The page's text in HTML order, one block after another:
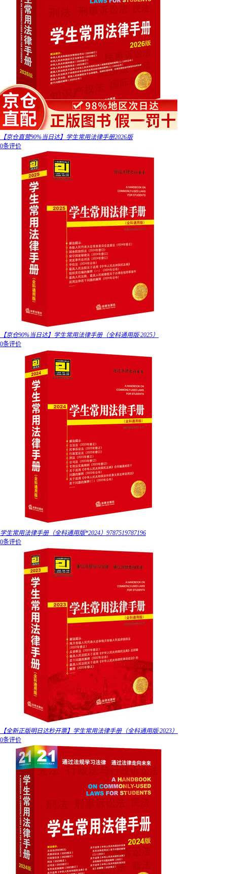
【京仓直营90%当日达】学生常用法律手册2026版
0条评价
【京仓90%当日达】学生常用法律手册（全科通用版·2025）
0条评价
学生常用法律手册（全科通用版*2024）9787519787196
0条评价
【全新正版明日达秒开票】学生常用法律手册（全科通用版·2023）
0条评价